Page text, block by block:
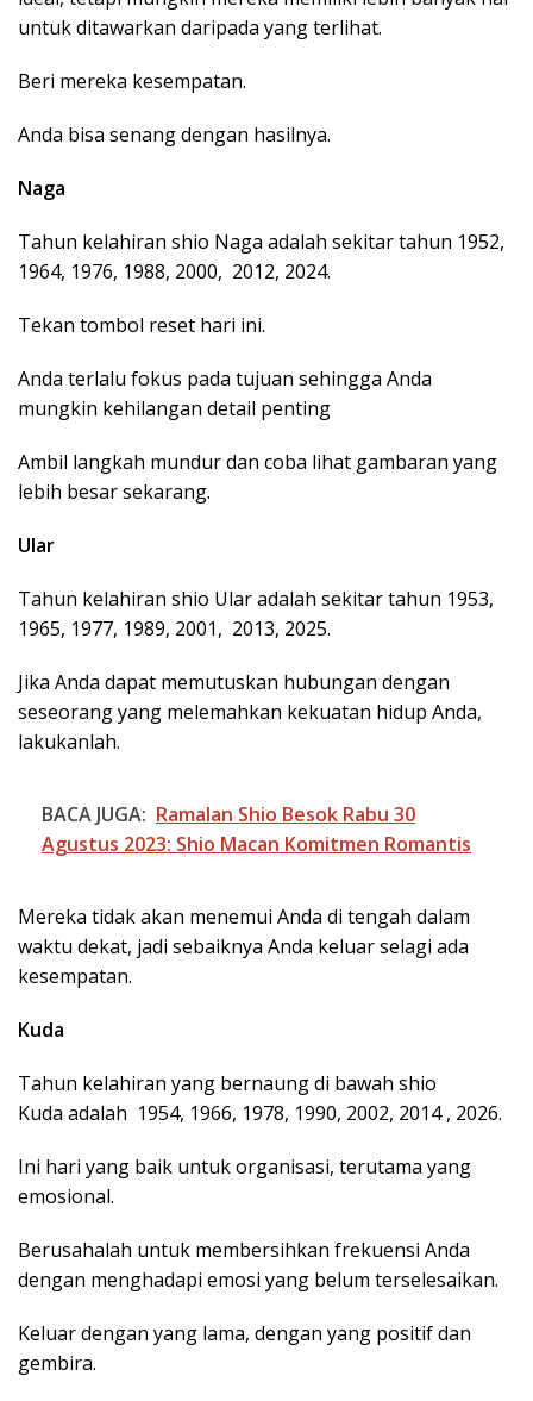
untuk ditawarkan daripada yang terlihat.
Beri mereka kesempatan.
Anda bisa senang dengan hasilnya.
Naga
Tahun kelahiran shio Naga adalah sekitar tahun 1952,
1964, 1976, 1988, 2000, 2012, 2024.
Tekan tombol reset hari ini.
Anda terlalu fokus pada tujuan sehingga Anda
mungkin kehilangan detail penting
Ambil langkah mundur dan coba lihat gambaran yang
lebih besar sekarang.
Ular
Tahun kelahiran shio Ular adalah sekitar tahun 1953,
1965, 1977, 1989, 2001, 2013, 2025.
Jika Anda dapat memutuskan hubungan dengan
seseorang yang melemahkan kekuatan hidup Anda,
lakukanlah.
BACA JUGA: Ramalan Shio Besok Rabu 30
Agustus 2023: Shio Macan Komitmen Romantis
Mereka tidak akan menemui Anda di tengah dalam
waktu dekat, jadi sebaiknya Anda keluar selagi ada
kesempatan.
Kuda
Tahun kelahiran yang bernaung di bawah shio
Kuda adalah 1954, 1966, 1978, 1990, 2002, 2014 , 2026.
Ini hari yang baik untuk organisasi, terutama yang
emosional.
Berusahalah untuk membersihkan frekuensi Anda
dengan menghadapi emosi yang belum terselesaikan.
Keluar dengan yang lama, dengan yang positif dan
gembira.